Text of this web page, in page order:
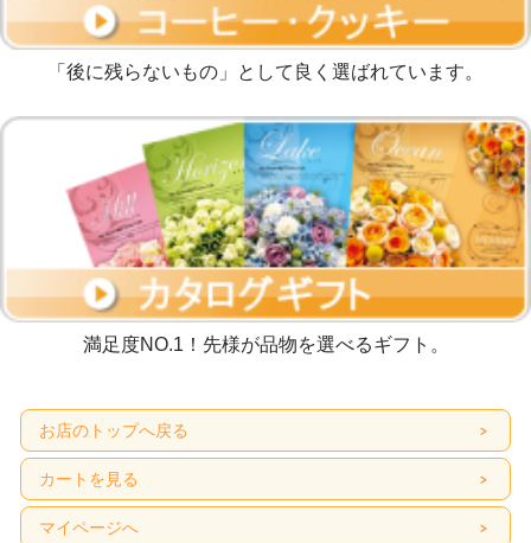
「後に残らないもの」として良く選ばれています。
満足度NO.1！先様が品物を選べるギフト。
お店のトップへ戻る
カートを見る
マイページへ